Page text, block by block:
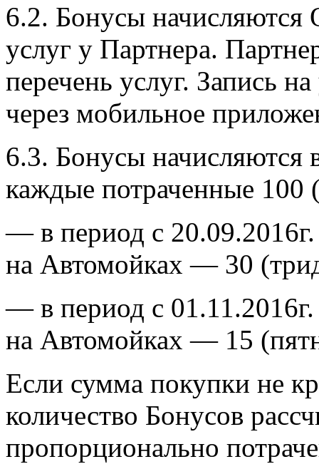
6.2. Бонусы начисляются
услуг у Партнера.
перечень услуг. Запись
через мобильное
6.3. Бонусы начисляются
каждые потраченные 100
— в период с
на Автомойках — 30
— в период с
на Автомойках — 15
Если сумма покупки не
количество Бонусов
пропорционально